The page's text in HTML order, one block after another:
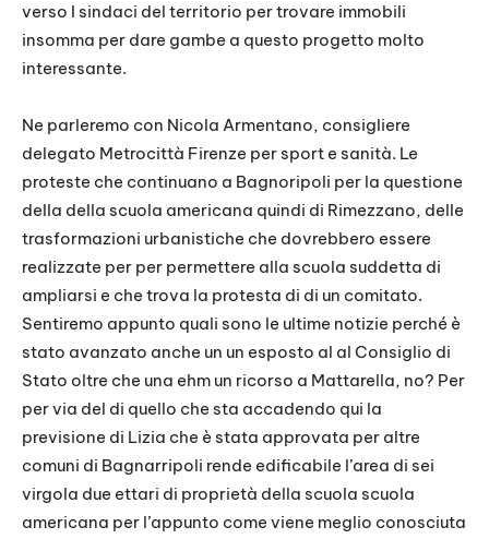
verso I sindaci del territorio per trovare immobili
insomma per dare gambe a questo progetto molto
interessante.
Ne parleremo con Nicola Armentano, consigliere
delegato Metrocittà Firenze per sport e sanità. Le
proteste che continuano a Bagnoripoli per la questione
della della scuola americana quindi di Rimezzano, delle
trasformazioni urbanistiche che dovrebbero essere
realizzate per per permettere alla scuola suddetta di
ampliarsi e che trova la protesta di di un comitato.
Sentiremo appunto quali sono le ultime notizie perché è
stato avanzato anche un un esposto al al Consiglio di
Stato oltre che una ehm un ricorso a Mattarella, no? Per
per via del di quello che sta accadendo qui la
previsione di Lizia che è stata approvata per altre
comuni di Bagnarripoli rende edificabile l’area di sei
virgola due ettari di proprietà della scuola scuola
americana per l’appunto come viene meglio conosciuta